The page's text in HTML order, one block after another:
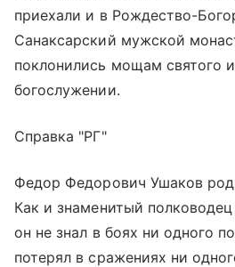
приехали и в Рождество-
Санаксарский мужской
поклонились мощам святого
богослужении.
Справка "РГ"
Федор Федорович Ушаков
Как и знаменитый
он не знал в боях ни одного
потерял в сражениях ни